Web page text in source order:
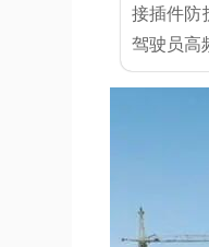
接插件防
驾驶员高